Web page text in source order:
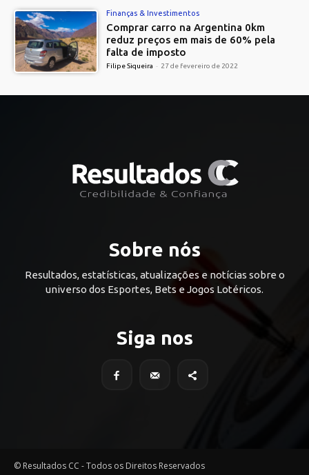
Finanças & Investimentos
Comprar carro na Argentina 0km
reduz preços em mais de 60% pela
falta de imposto
Filipe Siqueira - 27 de fevereiro de 2022
Sobre nós
Resultados, estatísticas, atualizações e notícias sobre o
universo dos Esportes, Bets e Jogos Lotéricos.
Siga nos
© Resultados CC - Todos os Direitos Reservados